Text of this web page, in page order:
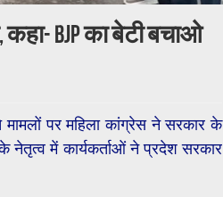
BJP का बेटी बचाओ
मामलों पर महिला कांग्रेस ने सरकार के
के नेतृत्व में कार्यकर्ताओं ने प्रदेश सरकार